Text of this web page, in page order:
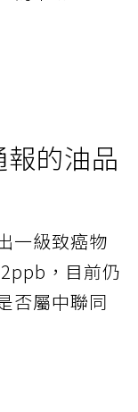
的油品
一級致癌物
，目前仍
否屬中聯同